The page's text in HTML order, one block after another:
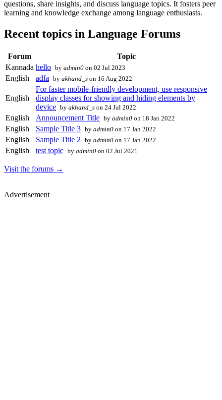
questions, share insights, and discuss language topics. It fosters peer
learning and knowledge exchange among language enthusiasts.
Recent topics in Language Forums
Forum
Topic
Kannada hello by admin0 on 02 Jul 2023
English adfa by akhand_s on 16 Aug 2022
English
For faster mobile-friendly development, use responsive
display classes for showing and hiding elements by
device by akhand_s on 24 Jul 2022
English Announcement Title by admin0 on 18 Jan 2022
English Sample Title 3 by admin0 on 17 Jan 2022
English Sample Title 2 by admin0 on 17 Jan 2022
English test topic by admin0 on 02 Jul 2021
Visit the forums →
Advertisement